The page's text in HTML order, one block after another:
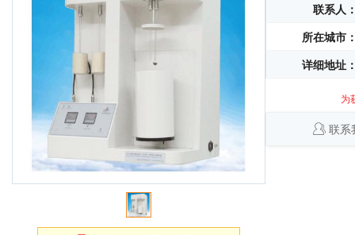
联系人
所在城市
详细地址
为
联系